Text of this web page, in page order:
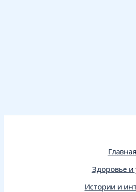
Главная
Здоровье и
Истории и